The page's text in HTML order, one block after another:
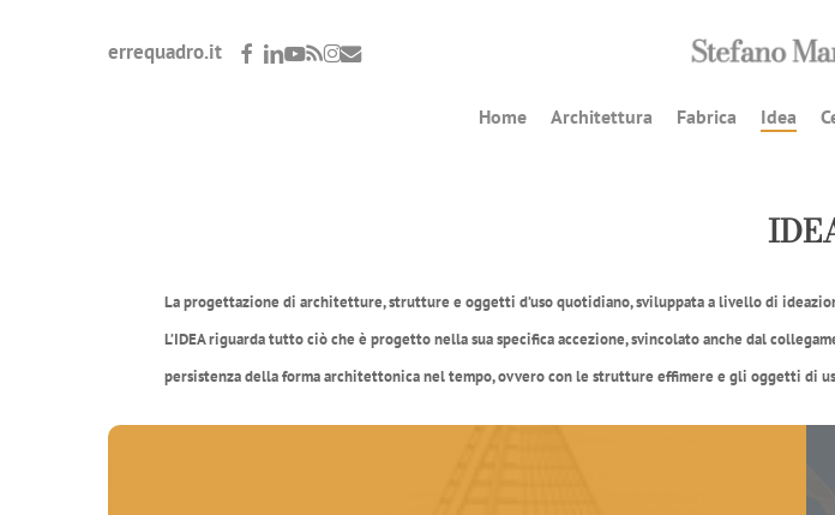
errequadro.it facebook
linkedin
youtube
RSSinstagram
email
Home Architettura Fabrica Idea
La progettazione di architetture, strutture e oggetti d’uso quotidiano, sviluppata a livello di
L’IDEA riguarda tutto ciò che è progetto nella sua specifica accezione, svincolato anche dal
persistenza della forma architettonica nel tempo, ovvero con le strutture effimere e gli oggetti di